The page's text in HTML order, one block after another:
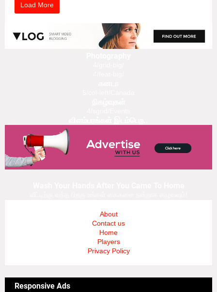
About
Contact us
Home
Players
Privacy Policy
Responsive Ads
Load More